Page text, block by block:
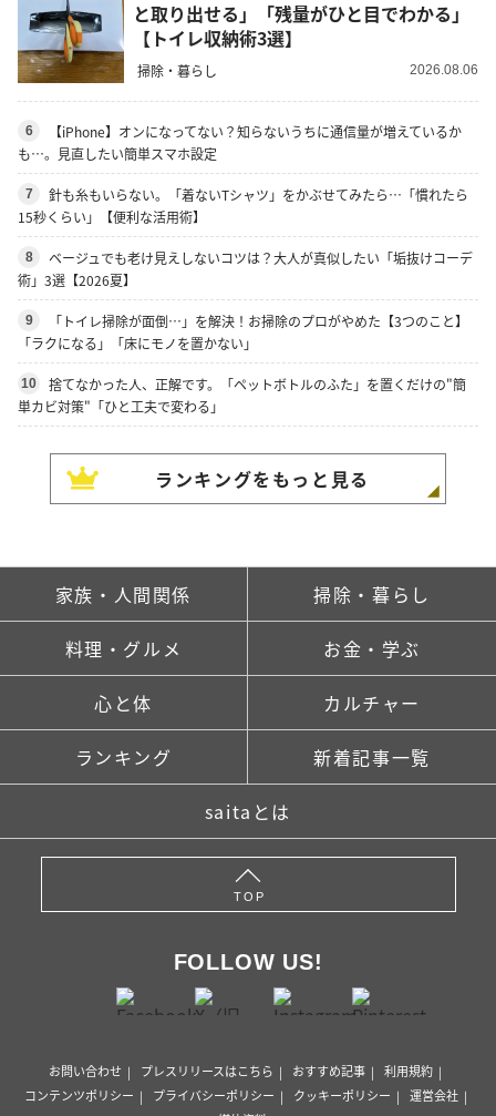
と取り出せる」「残量がひと目でわかる」
【トイレ収納術3選】
掃除・暮らし 2026.08.06
6
【iPhone】オンになってない？知らないうちに通信量が増えているか
も…。見直したい簡単スマホ設定
7
針も糸もいらない。「着ないTシャツ」をかぶせてみたら…「慣れたら
15秒くらい」【便利な活用術】
8
ベージュでも老け見えしないコツは？大人が真似したい「垢抜けコーデ
術」3選【2026夏】
9
「トイレ掃除が面倒…」を解決！お掃除のプロがやめた【3つのこと】
「ラクになる」「床にモノを置かない」
10
捨てなかった人、正解です。「ペットボトルのふた」を置くだけの"簡
単カビ対策"「ひと工夫で変わる」
ランキングをもっと見る
家族・人間関係 掃除・暮らし
料理・グルメ お金・学ぶ
心と体 カルチャー
ランキング 新着記事一覧
saitaとは
TOP
FOLLOW US!
お問い合わせ プレスリリースはこちら おすすめ記事
利用規約
コンテンツポリシー
プライバシーポリシー クッキーポリシー
運営会社